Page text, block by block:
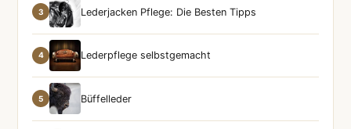
3 Lederjacken Pflege: Die Besten Tipps
4 Lederpflege selbstgemacht
5 Büffelleder